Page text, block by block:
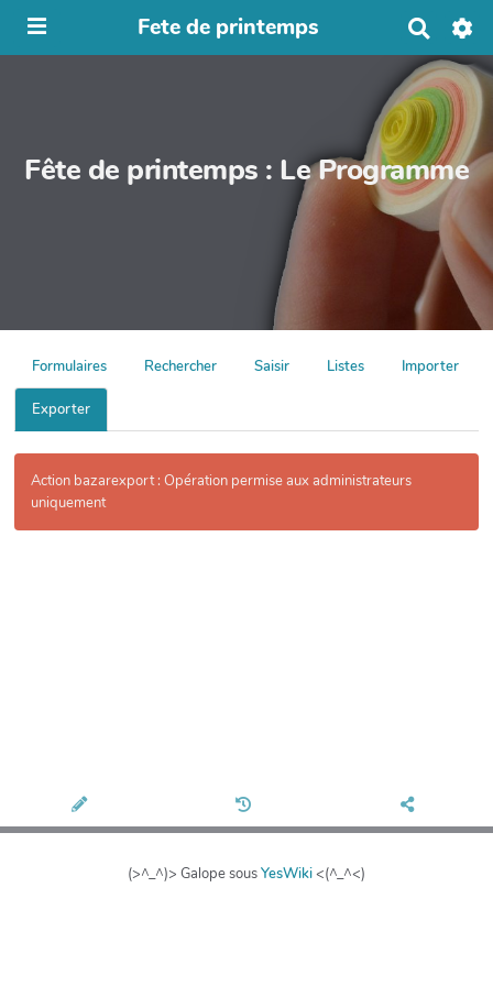
Fete de printemps
c
h
e
r
c
h
e
Fête de printemps : Le Programme
Formulaires Rechercher Saisir Listes Importer
Exporter
Action bazarexport : Opération permise aux administrateurs
uniquement
(>^_^)> Galope sousYesWiki<(^_^<)